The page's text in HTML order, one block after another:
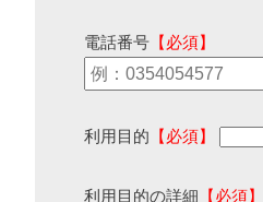
電話番号 【必須】
利用目的 【必須】
利用目的の詳細 【必須】